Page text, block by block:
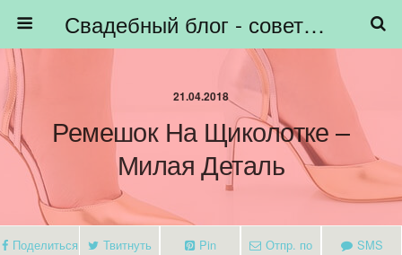
Свадебный блог - советы невестам, подготовка к свадьбе - HiBride
21.04.2018
Ремешок На Щиколотке –
Милая Деталь
Поделиться Твитнуть Pin
Отпр. по
SMS